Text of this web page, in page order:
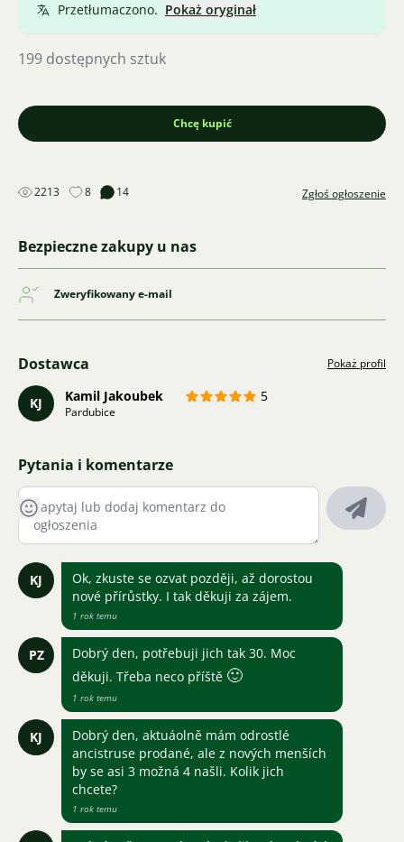
Przetłumaczono. Pokaż oryginał
199 dostępnych sztuk
Chcę kupić
2213 8 14 Zgłoś ogłoszenie
Bezpieczne zakupy u nas
Zweryfikowany e-mail
Dostawca Pokaż profil
KJ Kamil Jakoubek 5
Pardubice
Pytania i komentarze
KJ
Ok, zkuste se ozvat později, až dorostou
nové přírůstky. I tak děkuji za zájem.
1 rok temu
PZ
Dobrý den, potřebuji jich tak 30. Moc
děkuji. Třeba neco příště 🙂
1 rok temu
KJ
Dobrý den, aktuáolně mám odrostlé
ancistruse prodané, ale z nových menších
by se asi 3 možná 4 našli. Kolik jich
chcete?
1 rok temu